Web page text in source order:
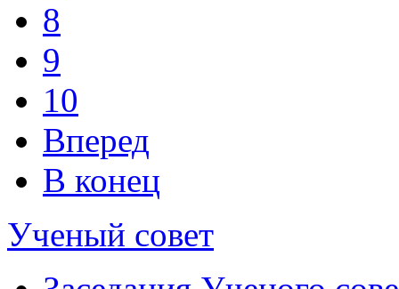
8
9
10
Вперед
В конец
Ученый совет